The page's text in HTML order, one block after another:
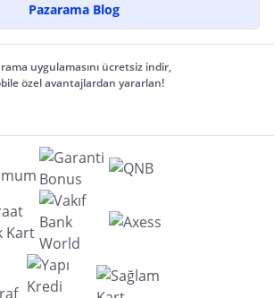
Pazarama Blog
uygulamasını ücretsiz indir,
özel avantajlardan yararlan!